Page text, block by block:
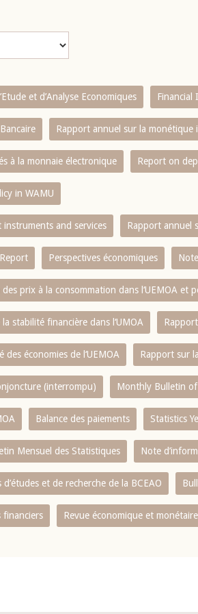
et d’Analyse Economiques Financial
Rapport annuel sur la monétique
à la monnaie électronique Report on
in WAMU
and services Rapport annuel
Perspectives économiques
prix à la consommation dans l‘UEMOA et
la stabilité financière dans l‘UMOA
économies de l‘UEMOA Rapport sur
(interrompu) Monthly Bulletin of
Balance des paiements Statistics
Mensuel des Statistiques Note
d’études et de recherche de la BCEAO
financiers Revue économique et monétaire